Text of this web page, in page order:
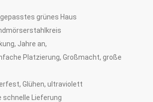
grünes Haus
Jahre an,
Platzierung, Großmacht, große
Glühen, ultraviolett
schnelle Lieferung